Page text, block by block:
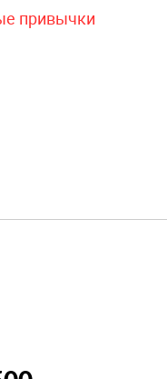
привычки